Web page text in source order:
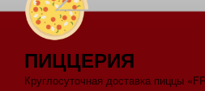
ПИЦЦЕРИЯ
Круглосуточная доставка пиццы